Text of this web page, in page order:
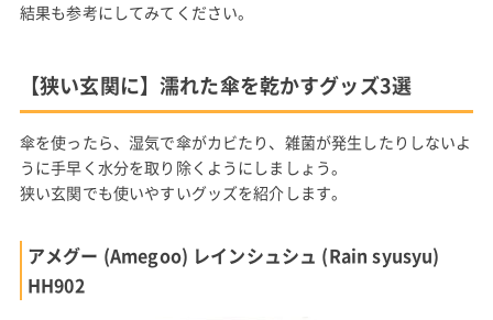
結果も参考にしてみてください。
【狭い玄関に】濡れた傘を乾かすグッズ3選
傘を使ったら、湿気で傘がカビたり、雑菌が発生したりしないよ
うに手早く水分を取り除くようにしましょう。
狭い玄関でも使いやすいグッズを紹介します。
アメグー (Amegoo) ‎レインシュシュ (Rain syusyu)
HH902